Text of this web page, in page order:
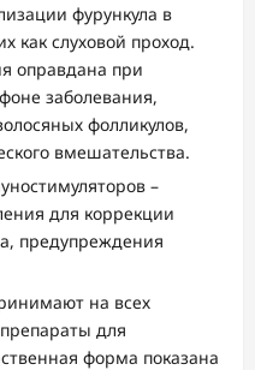
фурункула в
как слуховой проход.
оправдана при
заболевания,
фолликулов,
вмешательства.
–
для коррекции
предупреждения
на всех
для
форма показана